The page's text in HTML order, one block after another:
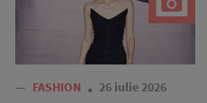
— FASHION 26 iulie 2026